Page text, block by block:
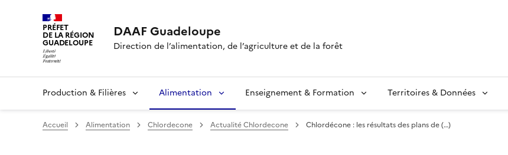
PRÉFET
DE LA RÉGION
GUADELOUPE
DAAF Guadeloupe
Direction de l’alimentation, de l’agriculture et de la forêt
Production & Filières Alimentation Enseignement & Formation Territoires & Données
Accueil Alimentation Chlordecone Actualité Chlordecone Chlordécone : les résultats des plans de (…)